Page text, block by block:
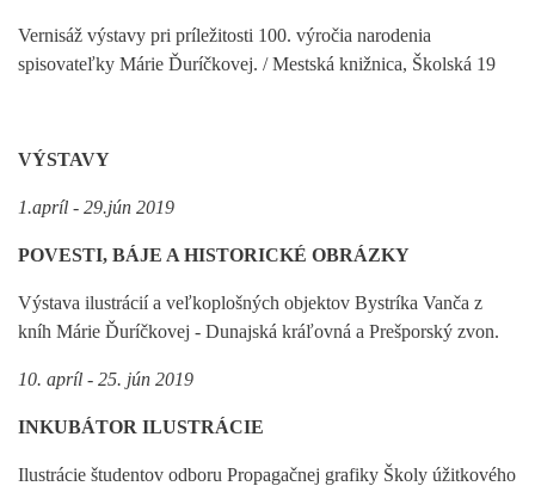
Vernisáž výstavy pri príležitosti 100. výročia narodenia
spisovateľky Márie Ďuríčkovej. / Mestská knižnica, Školská 19
VÝSTAVY
1.apríl - 29.jún 2019
POVESTI, BÁJE A HISTORICKÉ OBRÁZKY
Výstava ilustrácií a veľkoplošných objektov Bystríka Vanča z
kníh Márie Ďuríčkovej - Dunajská kráľovná a Prešporský zvon.
10. apríl - 25. jún 2019
INKUBÁTOR ILUSTRÁCIE
Ilustrácie študentov odboru Propagačnej grafiky Školy úžitkového